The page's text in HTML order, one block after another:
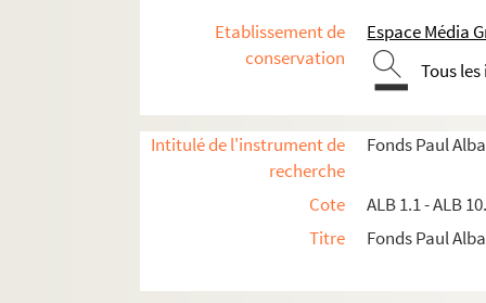
Etablissement de
conservation
Espace Média
Tous
Intitulé de l'instrument de
recherche
Fonds Paul
Cote
ALB 1.1 - ALB
Titre
Fonds Paul